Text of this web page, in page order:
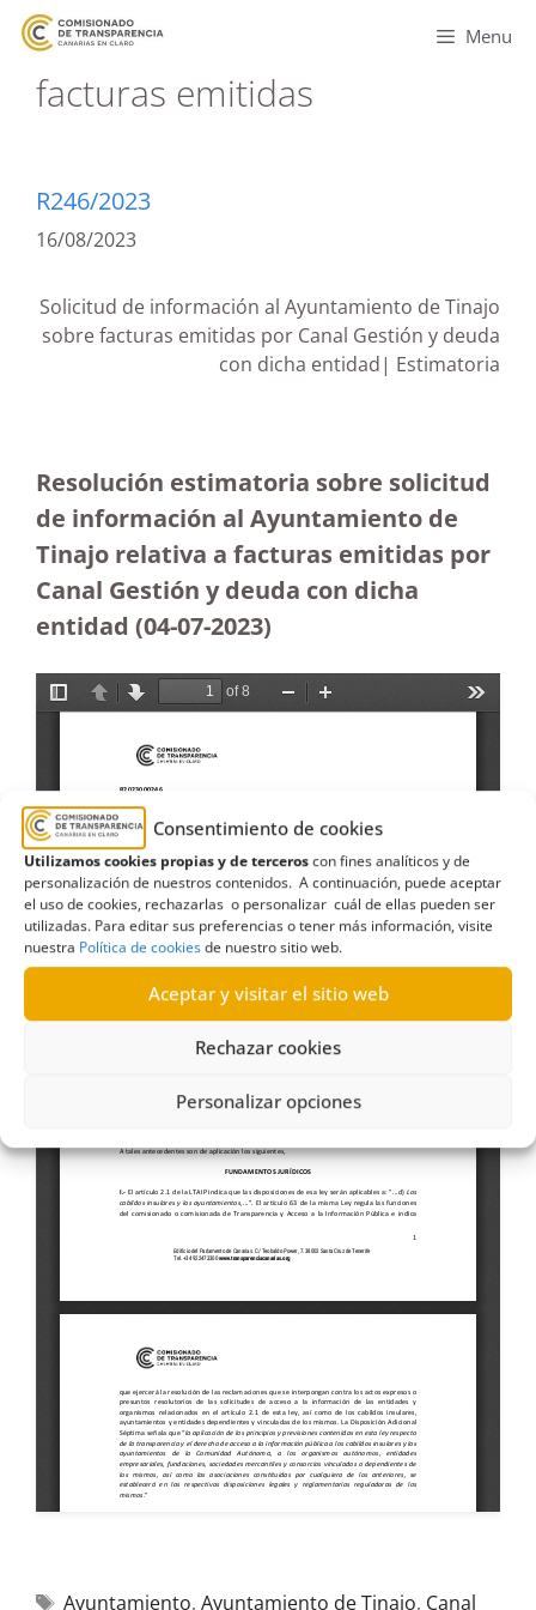
Consentimiento de cookies
Utilizamos cookies propias y de terceroscon fines analíticos y de
personalización de nuestros contenidos. A continuación, puede aceptar
el uso de cookies, rechazarlas o personalizar cuál de ellas pueden ser
utilizadas. Para editar sus preferencias o tener más información, visite
nuestra Política de cookiesde nuestro sitio web.
Aceptar y visitar el sitio web
Rechazar cookies
Personalizar opciones
Menu
facturas emitidas
R246/2023
16/08/2023
Solicitud de información al Ayuntamiento de Tinajo
sobre facturas emitidas por Canal Gestión y deuda
con dicha entidad| Estimatoria
Resolución estimatoria sobre solicitud
de información al Ayuntamiento de
Tinajo relativa a facturas emitidas por
Canal Gestión y deuda con dicha
entidad (04-07-2023)
Ayuntamiento, Ayuntamiento de Tinajo, Canal